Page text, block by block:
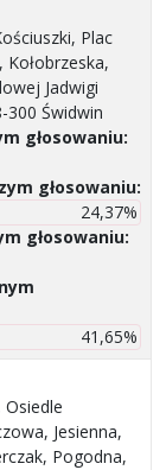
Plac
Jadwigi
300 Świdwin
głosowaniu:
głosowaniu:
24,37%
głosowaniu:
41,65%
Jesienna,
Pogodna,